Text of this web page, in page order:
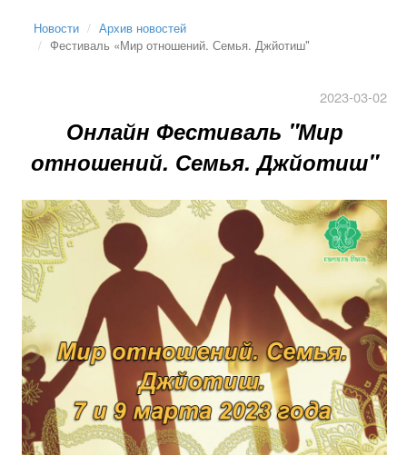
Новости
Архив новостей
Фестиваль «Мир отношений. Семья. Джйотиш"
2023-03-02
Онлайн Фестиваль "Мир
отношений. Семья. Джйотиш"